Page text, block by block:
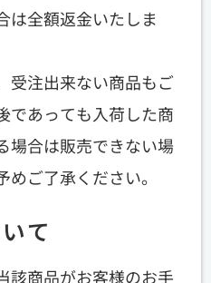
は全額返金いたしま
注出来ない商品もご
であっても入荷した商
場合は販売できない場
ご了承ください。
て
該商品がお客様のお手